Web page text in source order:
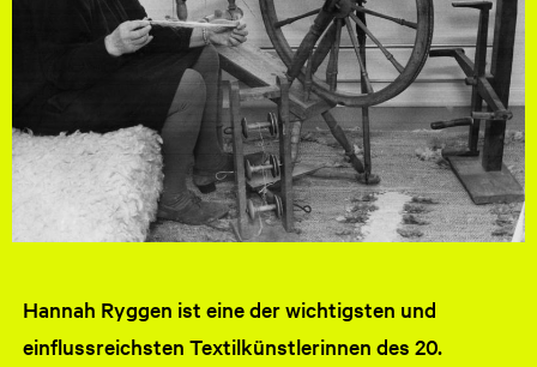
Hannah Ryggen ist eine der wichtigsten und
einflussreichsten Textilkünstlerinnen des 20.